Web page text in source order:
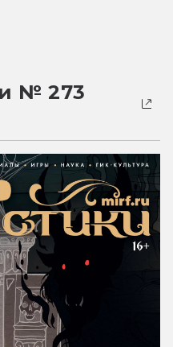
№ 273